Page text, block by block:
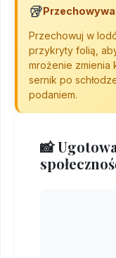
🥡
Przechowuj w
przykryty folią,
mrożenie zmienia
sernik po
podaniem.
📸